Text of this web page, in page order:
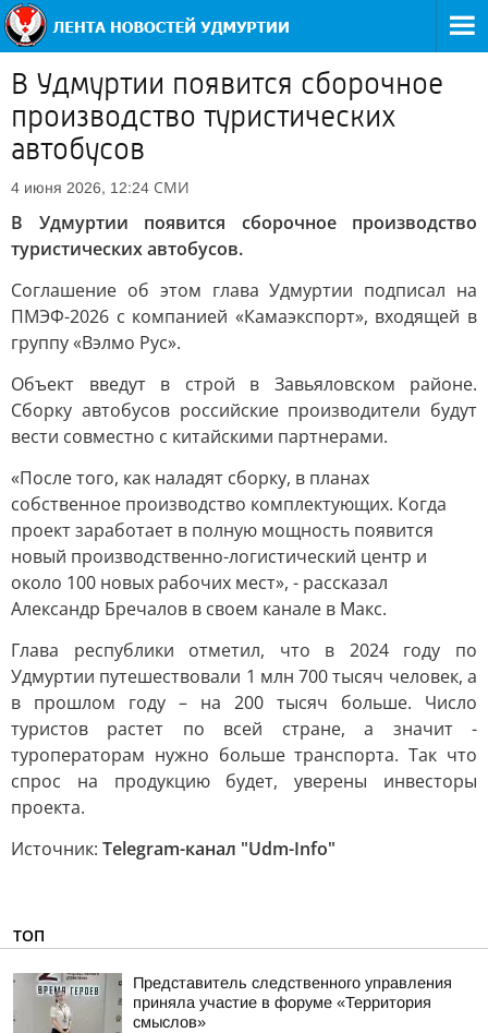
В Удмуртии появится сборочное
производство туристических
автобусов
4 июня 2026, 12:24 СМИ
В Удмуртии появится сборочное производство
туристических автобусов.
Соглашение об этом глава Удмуртии подписал на
ПМЭФ-2026 с компанией «Камаэкспорт», входящей в
группу «Вэлмо Рус».
Объект введут в строй в Завьяловском районе.
Сборку автобусов российские производители будут
вести совместно с китайскими партнерами.
«После того, как наладят сборку, в планах
собственное производство комплектующих. Когда
проект заработает в полную мощность появится
новый производственно-логистический центр и
около 100 новых рабочих мест», - рассказал
Александр Бречалов в своем канале в Макс.
Глава республики отметил, что в 2024 году по
Удмуртии путешествовали 1 млн 700 тысяч человек, а
в прошлом году – на 200 тысяч больше. Число
туристов растет по всей стране, а значит -
туроператорам нужно больше транспорта. Так что
спрос на продукцию будет, уверены инвесторы
проекта.
Источник: Telegram-канал "Udm-Info"
ТОП
Представитель следственного управления
приняла участие в форуме «Территория
смыслов»